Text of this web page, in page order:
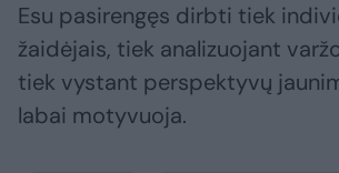
Esu pasirengęs dirbti tiek
žaidėjais, tiek analizuojant
tiek vystant perspektyvų
labai motyvuoja.